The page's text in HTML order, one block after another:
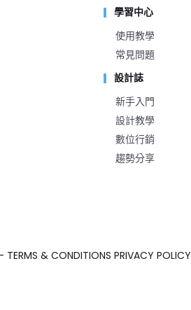
學習中心
使用教學
常見問題
設計誌
新手入門
設計教學
數位行銷
趨勢分享
& CONDITIONS PRIVACY POLICY